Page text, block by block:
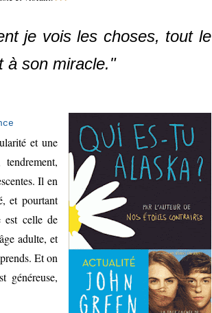
je vois les choses, tout le
à son miracle."
et une
Il en
et pourtant
est celle de
adulte, et
Et on
généreuse,